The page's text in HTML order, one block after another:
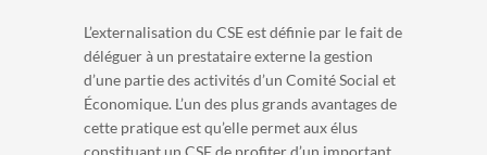
L’externalisation du CSE est définie par le fait de
déléguer à un prestataire externe la gestion
d’une partie des activités d’un Comité Social et
Économique. L’un des plus grands avantages de
cette pratique est qu’elle permet aux élus